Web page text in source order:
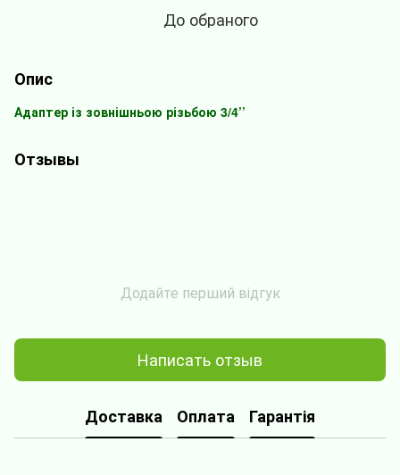
До обраного
Опис
Адаптер із зовнішньою різьбою 3/4’’
Отзывы
Додайте перший відгук
Написать отзыв
Доставка Оплата Гарантія